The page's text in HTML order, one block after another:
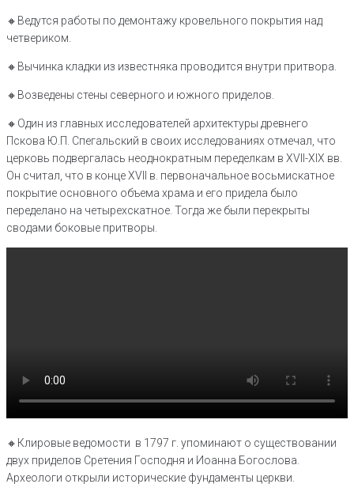
🔸️Ведутся работы по демонтажу кровельного покрытия над
четвериком.
🔸️Вычинка кладки из известняка проводится внутри притвора.
🔸️Возведены стены северного и южного приделов.
🔸️Один из главных исследователей архитектуры древнего
Пскова Ю.П. Спегальский в своих исследованиях отмечал, что
церковь подвергалась неоднократным переделкам в XVII-XIX вв.
Он считал, что в конце XVII в. первоначальное восьмискатное
покрытие основного объема храма и его придела было
переделано на четырехскатное. Тогда же были перекрыты
сводами боковые притворы.
🔸️Клировые ведомости в 1797 г. упоминают о существовании
двух приделов Сретения Господня и Иоанна Богослова.
Археологи открыли исторические фундаменты церкви.